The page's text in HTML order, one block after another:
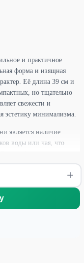
и практичное
форма и изящная
Её длина 39 см и
но тщательно
свежести и
эстетику минимализма.
является наличие
воды или чая, что
чистоту на чайном
проведение чайной
обеспечивает
устойчивый
естественного